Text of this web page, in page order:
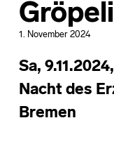
1. November 2024
Sa,
Nacht des
Bremen